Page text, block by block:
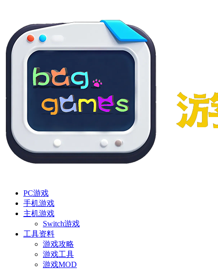
PC游戏
手机游戏
主机游戏
Switch游戏
工具资料
游戏攻略
游戏工具
游戏MOD